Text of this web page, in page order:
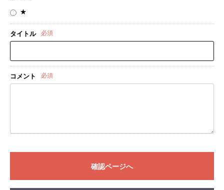
★
タイトル 必須
コメント 必須
確認ページへ